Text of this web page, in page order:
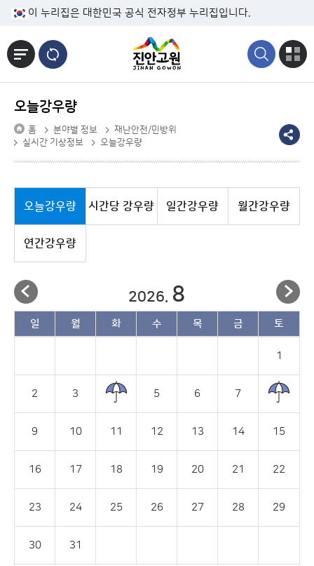
본문바로가기
이 누리집은 대한민국 공식 전자정부 누리집입니다.
오늘강우량
홈 분야별 정보
재난안전/민방위
실시간 기상정보
오늘강우량
오늘강우량 시간당 강우량 일간강우량 월간강우량
연간강우량
2026. 8
일 월 화 수 목 금 토
1
2 3 5 6 7
9 10 11 12 13 14 15
16 17 18 19 20 21 22
23 24 25 26 27 28 29
30 31